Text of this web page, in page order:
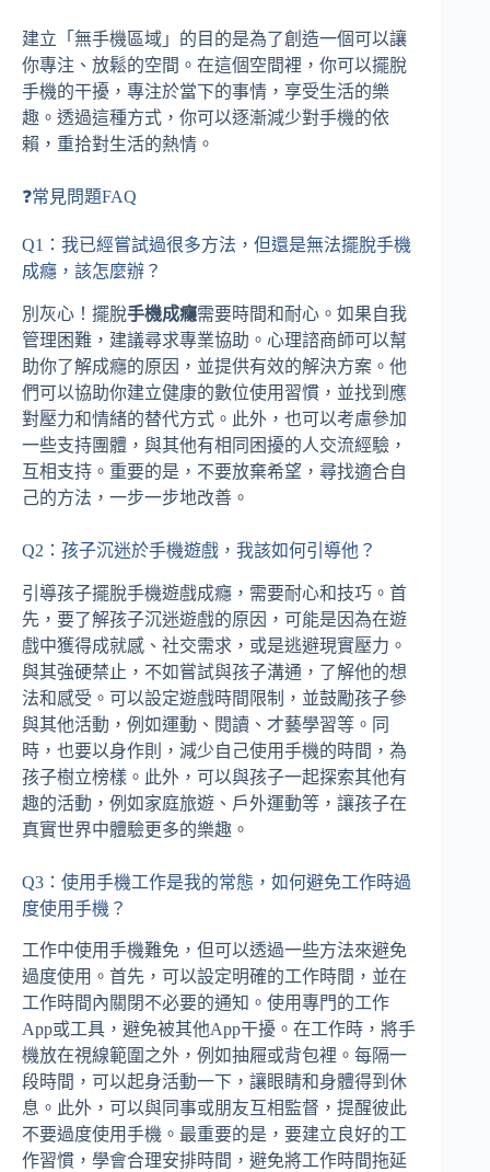
建立「無手機區域」的目的是為了創造一個可以讓
你專注、放鬆的空間。在這個空間裡，你可以擺脫
手機的干擾，專注於當下的事情，享受生活的樂
趣。透過這種方式，你可以逐漸減少對手機的依
賴，重拾對生活的熱情。
❓常見問題FAQ
Q1：我已經嘗試過很多方法，但還是無法擺脫手機
成癮，該怎麼辦？
別灰心！擺脫手機成癮需要時間和耐心。如果自我
管理困難，建議尋求專業協助。心理諮商師可以幫
助你了解成癮的原因，並提供有效的解決方案。他
們可以協助你建立健康的數位使用習慣，並找到應
對壓力和情緒的替代方式。此外，也可以考慮參加
一些支持團體，與其他有相同困擾的人交流經驗，
互相支持。重要的是，不要放棄希望，尋找適合自
己的方法，一步一步地改善。
Q2：孩子沉迷於手機遊戲，我該如何引導他？
引導孩子擺脫手機遊戲成癮，需要耐心和技巧。首
先，要了解孩子沉迷遊戲的原因，可能是因為在遊
戲中獲得成就感、社交需求，或是逃避現實壓力。
與其強硬禁止，不如嘗試與孩子溝通，了解他的想
法和感受。可以設定遊戲時間限制，並鼓勵孩子參
與其他活動，例如運動、閱讀、才藝學習等。同
時，也要以身作則，減少自己使用手機的時間，為
孩子樹立榜樣。此外，可以與孩子一起探索其他有
趣的活動，例如家庭旅遊、戶外運動等，讓孩子在
真實世界中體驗更多的樂趣。
Q3：使用手機工作是我的常態，如何避免工作時過
度使用手機？
工作中使用手機難免，但可以透過一些方法來避免
過度使用。首先，可以設定明確的工作時間，並在
工作時間內關閉不必要的通知。使用專門的工作
App或工具，避免被其他App干擾。在工作時，將手
機放在視線範圍之外，例如抽屜或背包裡。每隔一
段時間，可以起身活動一下，讓眼睛和身體得到休
息。此外，可以與同事或朋友互相監督，提醒彼此
不要過度使用手機。最重要的是，要建立良好的工
作習慣，學會合理安排時間，避免將工作時間拖延